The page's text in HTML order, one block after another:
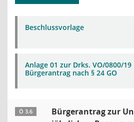
Beschlussvorlage
Anlage 01 zur Drks. VO/0800/19
Bürgerantrag nach § 24 GO
Ö 3.6
Bürgerantrag zur